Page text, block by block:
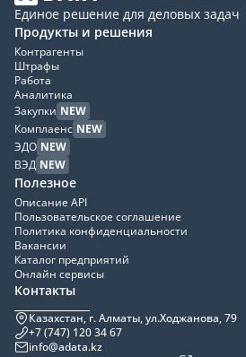
Единое решение для деловых задач
Продукты и решения
Контрагенты
Штрафы
Работа
Аналитика
Закупки NEW
Комплаенс NEW
ЭДО NEW
ВЭД NEW
Полезное
Описание API
Пользовательское соглашение
Политика конфиденциальности
Вакансии
Каталог предприятий
Онлайн сервисы
Контакты
Казахстан, г. Алматы, ул.Ходжанова, 79
+7 (747) 120 34 67
info@adata.kz